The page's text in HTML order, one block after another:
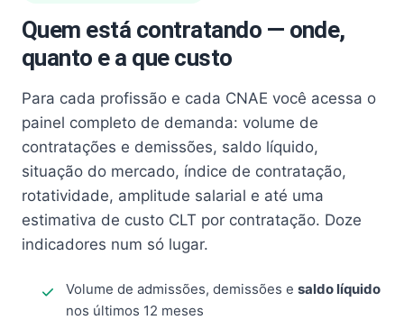
Quem está contratando — onde,
quanto e a que custo
Para cada profissão e cada CNAE você acessa o
painel completo de demanda: volume de
contratações e demissões, saldo líquido,
situação do mercado, índice de contratação,
rotatividade, amplitude salarial e até uma
estimativa de custo CLT por contratação. Doze
indicadores num só lugar.
Volume de admissões, demissões e saldo líquido
nos últimos 12 meses